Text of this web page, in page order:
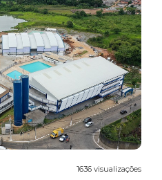
1636 visualizações